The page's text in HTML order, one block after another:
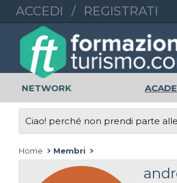
ACCEDI / REGISTRATI
NETWORK
Ciao! perché non prendi parte
Home Membri